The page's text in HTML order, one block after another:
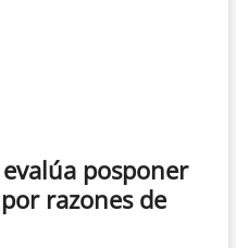
posponer
razones de